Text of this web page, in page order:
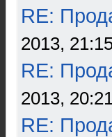
RE:
2013,
RE:
2013,
RE: